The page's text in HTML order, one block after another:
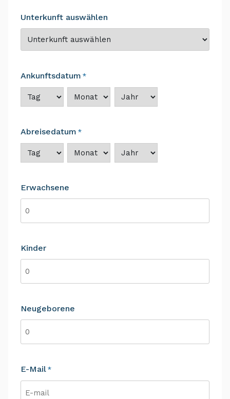
Unterkunft auswählen
Ankunftsdatum *
Abreisedatum *
Erwachsene
Kinder
Neugeborene
E-Mail *